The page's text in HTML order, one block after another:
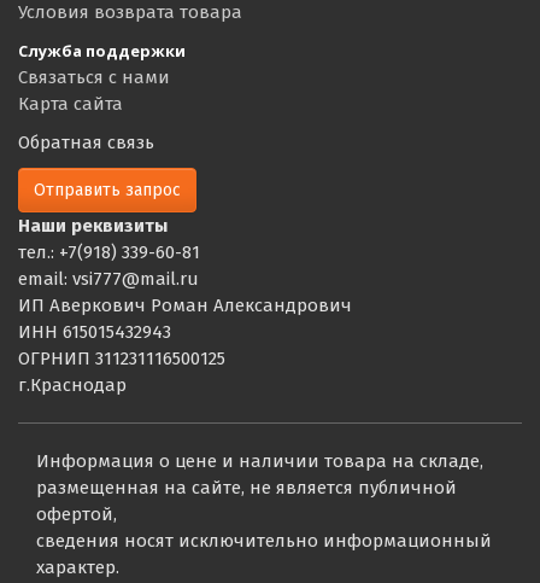
Условия возврата товара
Служба поддержки
Связаться с нами
Карта сайта
Обратная связь
Отправить запрос
Наши реквизиты
тел.: +7(918) 339-60-81
email: vsi777@mail.ru
ИП Аверкович Роман Александрович
ИНН 615015432943
ОГРНИП 311231116500125
г.Краснодар
Информация о цене и наличии товара на складе,
размещенная на сайте, не является публичной
офертой,
сведения носят исключительно информационный
характер.